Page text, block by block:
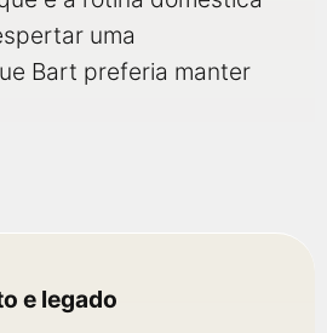
uma
Bart preferia manter
e legado